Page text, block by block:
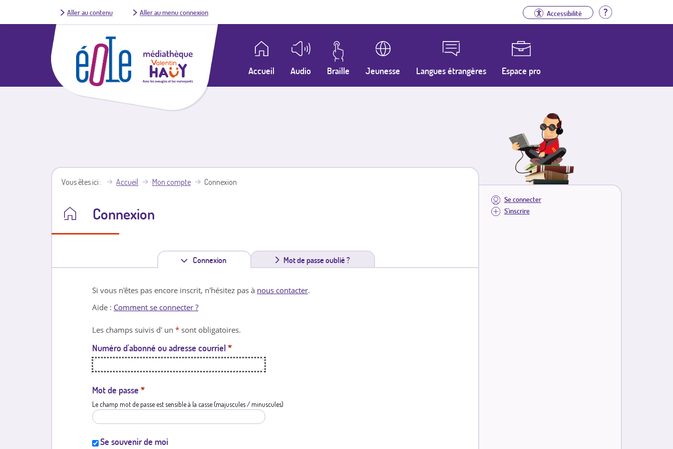
Aller au contenu Aller au menu connexion Accessibilité Aide
Accueil Audio Braille Jeunesse Langues étrangères Espace pro
Se connecter
S'inscrire
Vous êtes ici Accueil Mon compte Connexion
Connexion
Connexion
n
l
e
Mot de passe oublié ?
Si vous n'êtes pas encore inscrit, n'hésitez pas à nous contacter.
Aide : Comment se connecter ?
Les champs suivis d' un * sont obligatoires.
Numéro d'abonné ou adresse courriel *
Mot de passe *
Le champ mot de passe est sensible à la casse (majuscules / minuscules)
Se souvenir de moi